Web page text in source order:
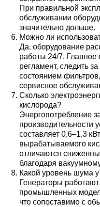
При правильной
обслуживании
значительно дольше.
Можно ли
Да, оборудование
работы 24/7. Главное
регламент, следить
состоянием
сервисное
Сколько
кислорода?
Энергопотребление
производительности
составляет 0,6–1,3
вырабатываемого
отличаются
благодаря
Какой уровень шума
Генераторы
промышленных
что сопоставимо с